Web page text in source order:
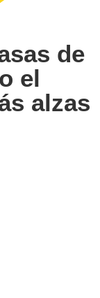
de
el
alzas